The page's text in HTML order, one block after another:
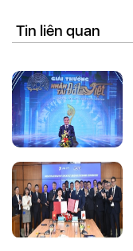
Tin liên quan